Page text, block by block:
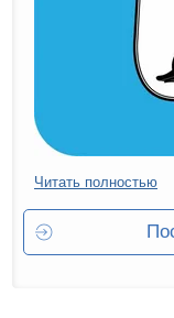
Читать полностью